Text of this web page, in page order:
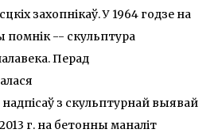
захопнікаў. У 1964 годзе на
помнік -- скульптура
Перад
надпісаў з скульптурнай выявай
г. на бетонны маналіт